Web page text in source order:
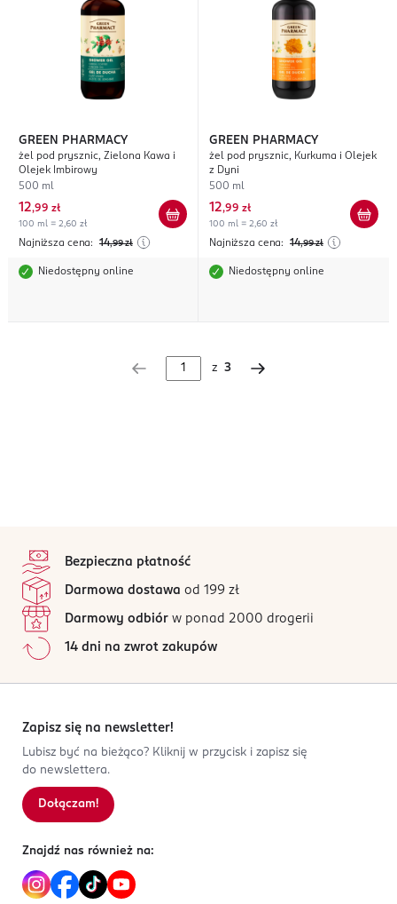
GREEN PHARMACY
żel pod prysznic, Zielona Kawa i
Olejek Imbirowy
500 ml
12,99 zł
100 ml = 2,60 zł
Najniższa cena: 14,99 zł
Niedostępny online
GREEN PHARMACY
żel pod prysznic, Kurkuma i Olejek
z Dyni
500 ml
12,99 zł
100 ml = 2,60 zł
Najniższa cena: 14,99 zł
Niedostępny online
z 3
Bezpieczna płatność
Darmowa dostawa od 199 zł
Darmowy odbiór w ponad 2000 drogerii
14 dni na zwrot zakupów
Zapisz się na newsletter!
Lubisz być na bieżąco? Kliknij w przycisk i zapisz się
do newslettera.
Dołączam!
Znajdź nas również na: